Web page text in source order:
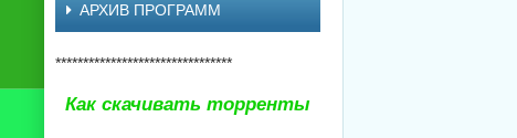
АРХИВ ПРОГРАММ
********************************
Как скачивать торренты